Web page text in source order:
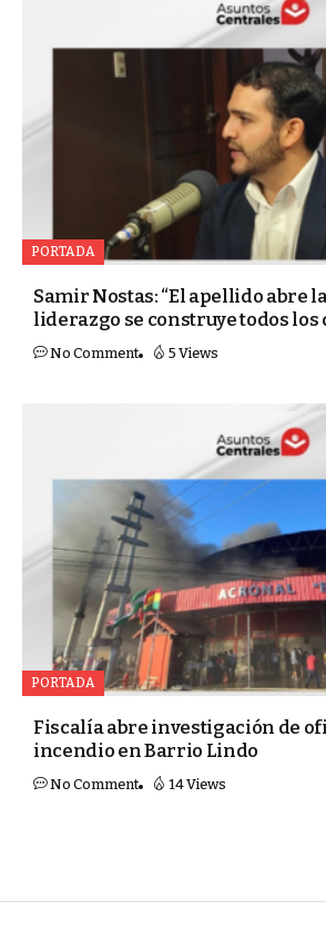
PORTADA
Samir Nostas: “El apellido abre
liderazgo se construye todos los
No Comment 5 Views
PORTADA
Fiscalía abre investigación de
incendio en Barrio Lindo
No Comment 14 Views